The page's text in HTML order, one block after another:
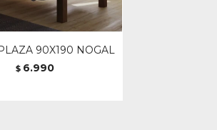
90X190 NOGAL
$ 6.990